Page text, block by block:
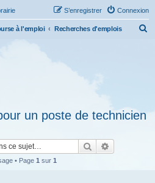
Connexion
S’enregistrer
à l'emploi Recherches d'emplois
un poste de technicien
Rechercher
• Page 1 sur 1